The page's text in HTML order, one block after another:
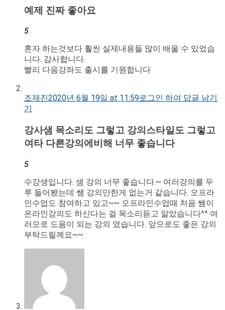
예제 진짜 좋아요
5
혼자 하는것보다 훨씬 실제내용들 많이 배울 수 있었습
니다. 감사합니다.
빨리 다음강좌도 출시를 기원합니다
조재진2020년 6월 19일 at 11:59로그인 하여 답글 남기
기
강사샘 목소리도 그렇고 강의스타일도 그렇고
여타 다른강의에비해 너무 좋습니다
5
수강생입니다. 샘 강의 너무 좋습니다.~ 여러강의를 두
루 들어봤는데 쌤 강의만한게 없는거 같습니다. 오프라
인수업도 참여하고 있고~~ 오프라인수업때 처음 쌤이
온라인강의도 하신다는 걸 목소리듣고 알았습니다^^ 여
러모로 도움이 되는 강의 였습니다. 앞으로도 좋은 강의
부탁드릴께요~~